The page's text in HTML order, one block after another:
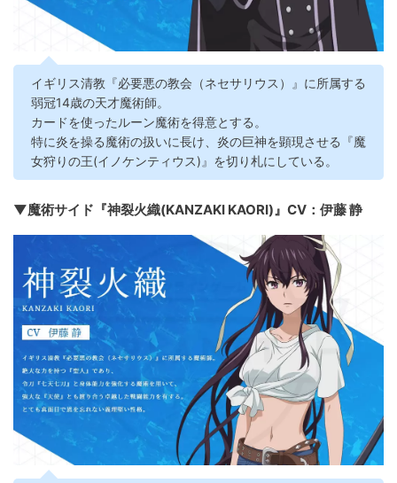
イギリス清教『必要悪の教会（ネセサリウス）』に所属する
弱冠14歳の天才魔術師。
カードを使ったルーン魔術を得意とする。
特に炎を操る魔術の扱いに長け、炎の巨神を顕現させる『魔
女狩りの王(イノケンティウス)』を切り札にしている。
▼魔術サイド『神裂火織(KANZAKI KAORI)』CV：伊藤 静